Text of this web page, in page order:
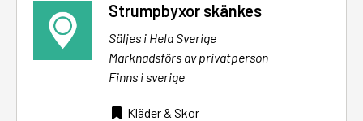
Strumpbyxor skänkes
Säljes i Hela Sverige
Marknadsförs av privatperson
Finns i sverige
Kläder & Skor